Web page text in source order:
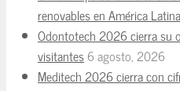
renovables en América Latina
Odontotech 2026 cierra su
visitantes6 agosto, 2026
Meditech 2026 cierra con